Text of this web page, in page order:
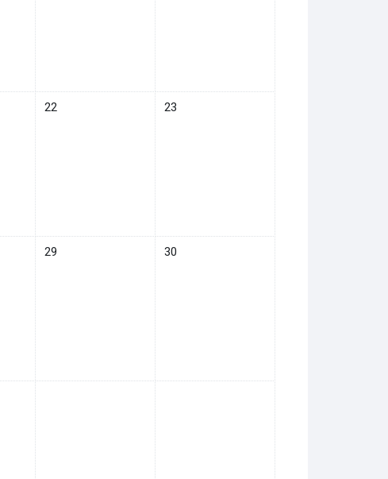
年 08月 21日
イベントなし 2025年 08月 22日
22 イベントなし 2025年 08月 23日
23
年 08月 28日
イベントなし 2025年 08月 29日
29 イベントなし 2025年 08月 30日
30